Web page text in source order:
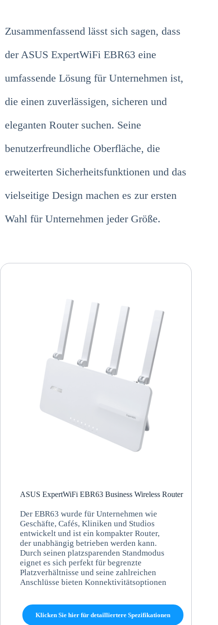
Zusammenfassend lässt sich sagen, dass
der ASUS ExpertWiFi EBR63 eine
umfassende Lösung für Unternehmen ist,
die einen zuverlässigen, sicheren und
eleganten Router suchen. Seine
benutzerfreundliche Oberfläche, die
erweiterten Sicherheitsfunktionen und das
vielseitige Design machen es zur ersten
Wahl für Unternehmen jeder Größe.
ASUS ExpertWiFi EBR63 Business Wireless Router
Der EBR63 wurde für Unternehmen wie
Geschäfte, Cafés, Kliniken und Studios
entwickelt und ist ein kompakter Router,
der unabhängig betrieben werden kann.
Durch seinen platzsparenden Standmodus
eignet es sich perfekt für begrenzte
Platzverhältnisse und seine zahlreichen
Anschlüsse bieten Konnektivitätsoptionen
Klicken Sie hier für detailliertere Spezifikationen